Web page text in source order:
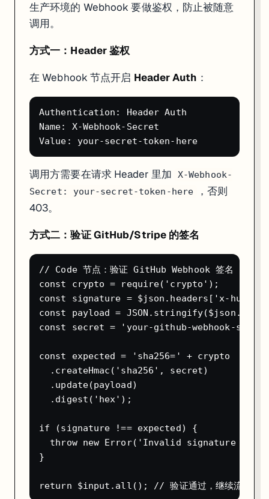
生产环境的 Webhook 要做鉴权，防止被随意
调用。
方式一：Header 鉴权
在 Webhook 节点开启 Header Auth ：
Authentication: Header Auth
Name: X-Webhook-Secret
Value: your-secret-token-here
调用方需要在请求 Header 里加
X-Webhook-
Secret: your-secret-token-here
，否则
403。
方式二：验证 GitHub/Stripe 的签名
// Code 节点：验证 GitHub Webhook 签名
const crypto = require('crypto');
const signature = $json.headers['x-hub-
const payload =
const secret = 'your-github-webhook-
const expected = 'sha256=' + crypto
  .createHmac('sha256', secret)
  .update(payload)
  .digest('hex');
if (signature !== expected) {
throw new Error('Invalid signature — 请
}